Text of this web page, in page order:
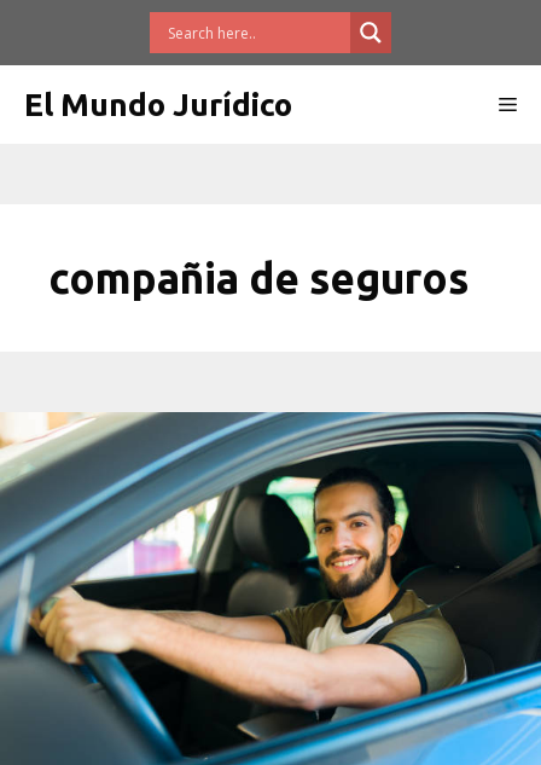
El Mundo Jurídico
compañia de seguros